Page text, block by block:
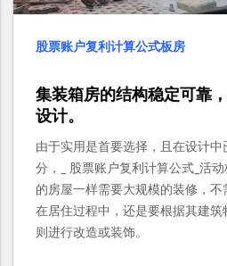
股票账户复利计算公式板房
集装箱房的结构稳定可靠
设计。
由于实用是首要选择，且在设计中
分，_ 股票账户复利计算公式_活
的房屋一样需要大规模的装修，不
在居住过程中，还是要根据其建筑
则进行改造或装饰。